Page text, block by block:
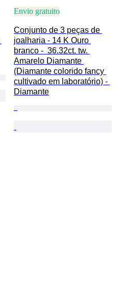
Envio gratuito
Conjunto de 3 peças de
joalharia - 14 K Ouro
branco -  36.32ct. tw.
Amarelo Diamante
(Diamante colorido fancy
cultivado em laboratório) -
Diamante